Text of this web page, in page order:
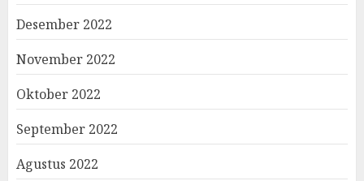
Desember 2022
November 2022
Oktober 2022
September 2022
Agustus 2022